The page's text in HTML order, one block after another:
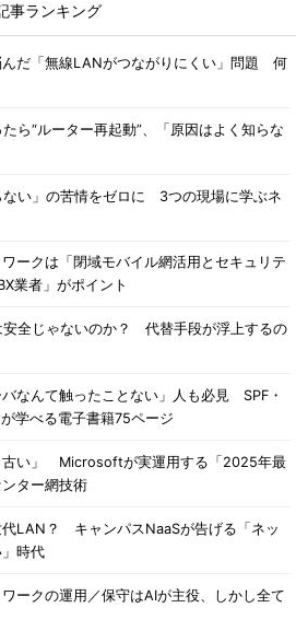
事ランキング
んだ「無線LANがつながりにくい」問題 何
ら“ルーター再起動”、「原因はよく知らな
ない」の苦情をゼロに 3つの現場に学ぶネ
ークは「閉域モバイル網活用とセキュリテ
業者」がポイント
安全じゃないのか？ 代替手段が浮上するの
バなんて触ったことない」人も必見 SPF・
学べる電子書籍75ページ
古い」 Microsoftが実運用する「2025年最
ター網技術
代LAN？ キャンパスNaaSが告げる「ネッ
時代
ークの運用／保守はAIが主役、しかし全て